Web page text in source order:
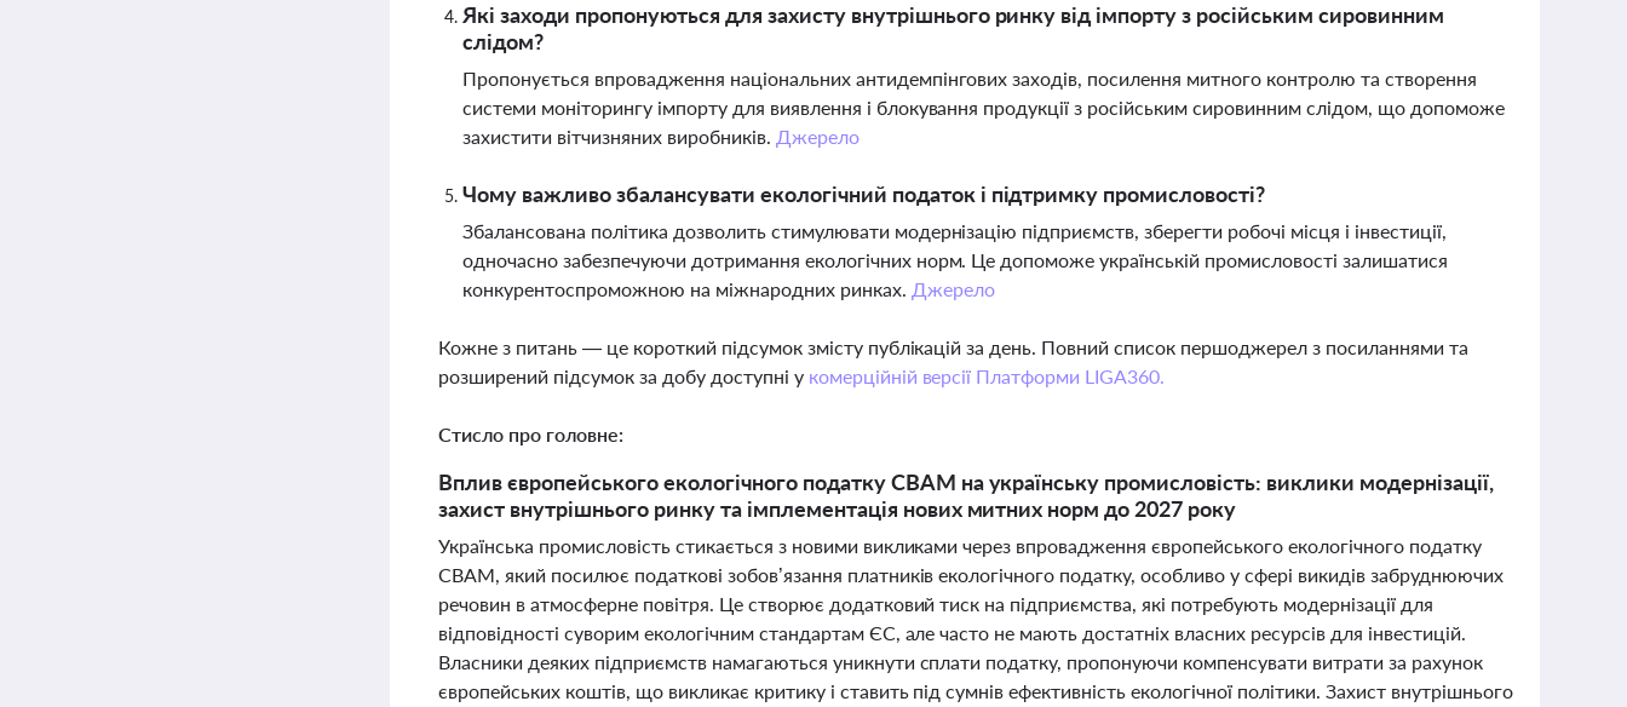
Які заходи пропонуються для захисту внутрішнього ринку від імпорту з російським сировинним
слідом?
Пропонується впровадження національних антидемпінгових заходів, посилення митного контролю та створення
системи моніторингу імпорту для виявлення і блокування продукції з російським сировинним слідом, що допоможе
захистити вітчизняних виробників. Джерело
Чому важливо збалансувати екологічний податок і підтримку промисловості?
Збалансована політика дозволить стимулювати модернізацію підприємств, зберегти робочі місця і інвестиції,
одночасно забезпечуючи дотримання екологічних норм. Це допоможе українській промисловості залишатися
конкурентоспроможною на міжнародних ринках. Джерело
Кожне з питань — це короткий підсумок змісту публікацій за день. Повний список першоджерел з посиланнями та
розширений підсумок за добу доступні у комерційній версії Платформи LIGA360.
Стисло про головне:
Вплив європейського екологічного податку CBAM на українську промисловість: виклики модернізації,
захист внутрішнього ринку та імплементація нових митних норм до 2027 року
Українська промисловість стикається з новими викликами через впровадження європейського екологічного податку
CBAM, який посилює податкові зобов’язання платників екологічного податку, особливо у сфері викидів забруднюючих
речовин в атмосферне повітря. Це створює додатковий тиск на підприємства, які потребують модернізації для
відповідності суворим екологічним стандартам ЄС, але часто не мають достатніх власних ресурсів для інвестицій.
Власники деяких підприємств намагаються уникнути сплати податку, пропонуючи компенсувати витрати за рахунок
європейських коштів, що викликає критику і ставить під сумнів ефективність екологічної політики. Захист внутрішнього